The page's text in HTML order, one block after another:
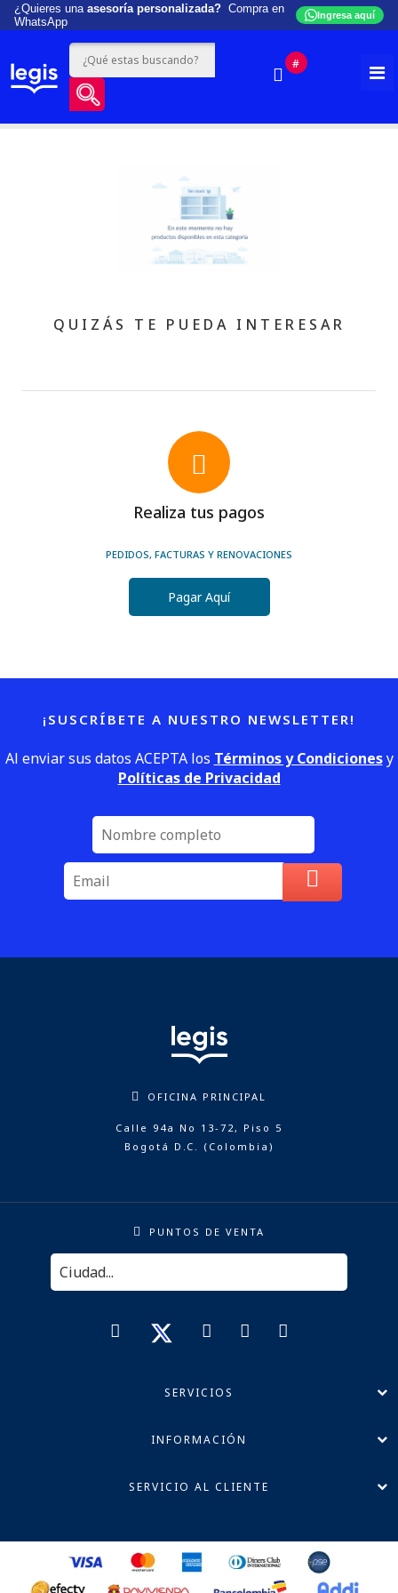
¿Quieres una asesoría personalizada? Compra en
WhatsApp
Ingresa aquí
#
QUIZÁS TE PUEDA INTERESAR
Realiza tus pagos
PEDIDOS, FACTURAS Y RENOVACIONES
Pagar Aquí
¡SUSCRÍBETE A NUESTRO NEWSLETTER!
Al enviar sus datos ACEPTA los Términos y Condicionesy
Políticas de Privacidad
OFICINA PRINCIPAL
Calle 94a No 13-72, Piso 5
Bogotá D.C. (Colombia)
PUNTOS DE VENTA
SERVICIOS
INFORMACIÓN
SERVICIO AL CLIENTE